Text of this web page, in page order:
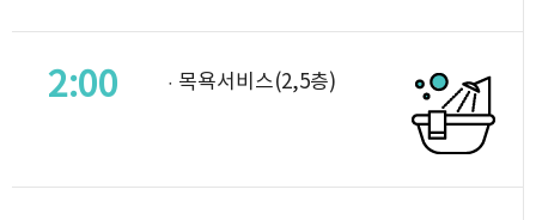
2:00 · 목욕서비스(2,5층)